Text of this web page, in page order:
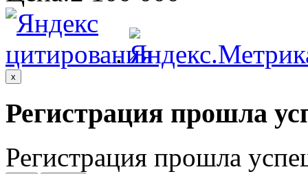
.
x
Регистрация прошла
Регистрация прошла